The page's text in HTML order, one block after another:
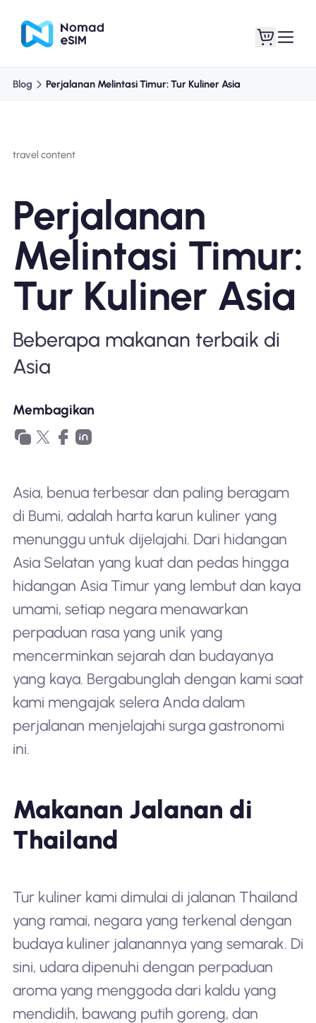
Tentang eSIM
Mengapa Nomad eSIM
Untuk bisnis
Blog Perjalanan Melintasi Timur: Tur Kuliner Asia
travel content
Perjalanan
Melintasi Timur:
Tur Kuliner Asia
Beberapa makanan terbaik di
Asia
Membagikan
Asia, benua terbesar dan paling beragam
di Bumi, adalah harta karun kuliner yang
menunggu untuk dijelajahi. Dari hidangan
Asia Selatan yang kuat dan pedas hingga
hidangan Asia Timur yang lembut dan kaya
umami, setiap negara menawarkan
perpaduan rasa yang unik yang
mencerminkan sejarah dan budayanya
yang kaya. Bergabunglah dengan kami saat
kami mengajak selera Anda dalam
perjalanan menjelajahi surga gastronomi
ini.
Makanan Jalanan di
Thailand
Tur kuliner kami dimulai di jalanan Thailand
yang ramai, negara yang terkenal dengan
budaya kuliner jalanannya yang semarak. Di
sini, udara dipenuhi dengan perpaduan
aroma yang menggoda dari kaldu yang
mendidih, bawang putih goreng, dan